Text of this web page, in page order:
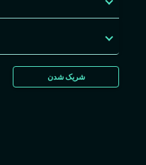
شریک شدن